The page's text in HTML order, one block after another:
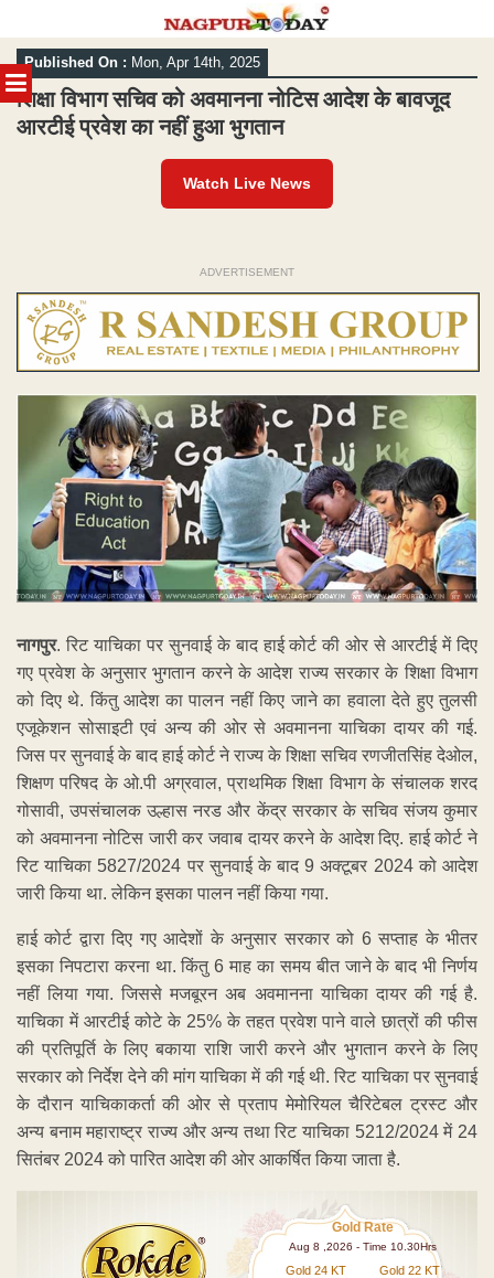
MENU
Skip
to
content
Published On : Mon, Apr 14th, 2025
शिक्षा विभाग सचिव को अवमानना नोटिस आदेश के बावजूद
आरटीई प्रवेश का नहीं हुआ भुगतान
Watch Live News
ADVERTISEMENT
नागपुर. रिट याचिका पर सुनवाई के बाद हाई कोर्ट की ओर से आरटीई में दिए
गए प्रवेश के अनुसार भुगतान करने के आदेश राज्य सरकार के शिक्षा विभाग
को दिए थे. किंतु आदेश का पालन नहीं किए जाने का हवाला देते हुए तुलसी
एजूकेशन सोसाइटी एवं अन्य की ओर से अवमानना याचिका दायर की गई.
जिस पर सुनवाई के बाद हाई कोर्ट ने राज्य के शिक्षा सचिव रणजीतसिंह देओल,
शिक्षण परिषद के ओ.पी अग्रवाल, प्राथमिक शिक्षा विभाग के संचालक शरद
गोसावी, उपसंचालक उल्हास नरड और केंद्र सरकार के सचिव संजय कुमार
को अवमानना नोटिस जारी कर जवाब दायर करने के आदेश दिए. हाई कोर्ट ने
रिट याचिका 5827/2024 पर सुनवाई के बाद 9 अक्टूबर 2024 को आदेश
जारी किया था. लेकिन इसका पालन नहीं किया गया.
हाई कोर्ट द्वारा दिए गए आदेशों के अनुसार सरकार को 6 सप्ताह के भीतर
इसका निपटारा करना था. किंतु 6 माह का समय बीत जाने के बाद भी निर्णय
नहीं लिया गया. जिससे मजबूरन अब अवमानना याचिका दायर की गई है.
याचिका में आरटीई कोटे के 25% के तहत प्रवेश पाने वाले छात्रों की फीस
की प्रतिपूर्ति के लिए बकाया राशि जारी करने और भुगतान करने के लिए
सरकार को निर्देश देने की मांग याचिका में की गई थी. रिट याचिका पर सुनवाई
के दौरान याचिकाकर्ता की ओर से प्रताप मेमोरियल चैरिटेबल ट्रस्ट और
अन्य बनाम महाराष्ट्र राज्य और अन्य तथा रिट याचिका 5212/2024 में 24
सितंबर 2024 को पारित आदेश की ओर आकर्षित किया जाता है.
Gold Rate
Aug 8 ,2026 - Time 10.30Hrs
Gold 24 KT Gold 22 KT